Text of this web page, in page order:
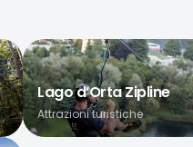
Lago d’Orta Zipline
Attrazioni turistiche